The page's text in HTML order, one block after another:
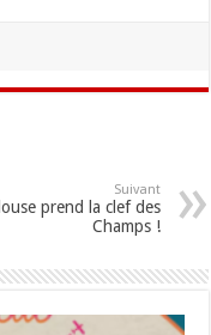
Suivant
prend la clef des
Champs !